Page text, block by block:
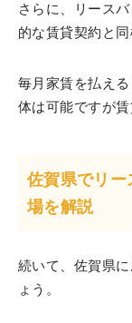
さらに、リース
的な賃貸契約と
毎月家賃を払え
体は可能ですが賃
佐賀県でリー
場を解説
続いて、佐賀県
ょう。